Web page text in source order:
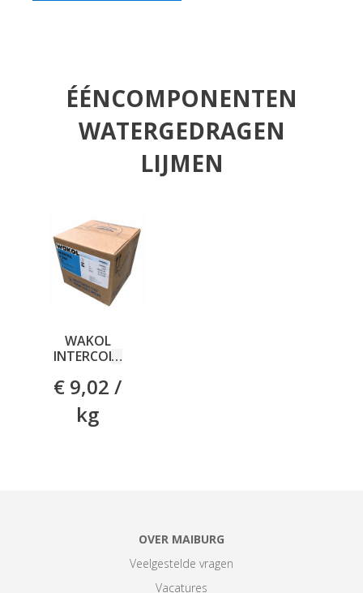
ÉÉNCOMPONENTEN
WATERGEDRAGEN
LIJMEN
WAKOL
INTERCOLL
NATUREL
10 KG
€ 9,02 /
kg
OVER MAIBURG
Veelgestelde vragen
Vacatures